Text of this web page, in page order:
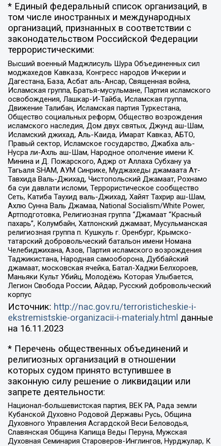
* Единый федеральный список организаций, в
том числе иностранных и международных
организаций, признанных в соответствии с
законодательством Российской Федерации
террористическими:
Высший военный Маджлисуль Шура Объединенных сил
моджахедов Кавказа, Конгресс народов Ичкерии и
Дагестана, База, Асбат аль-Ансар, Священная война,
Исламская группа, Братья-мусульмане, Партия исламского
освобождения, Лашкар-И-Тайба, Исламская группа,
Движение Талибан, Исламская партия Туркестана,
Общество социальных реформ, Общество возрождения
исламского наследия, Дом двух святых, Джунд аш-Шам,
Исламский джихад, Аль-Каида, Имарат Кавказ, АБТО,
Правый сектор, Исламское государство, Джабха аль-
Нусра ли-Ахль аш-Шам, Народное ополчение имени К.
Минина и Д. Пожарского, Аджр от Аллаха Субхану уа
Тагьаля SHAM, АУМ Синрике, Муджахеды джамаата Ат-
Тавхида Валь-Джихад, Чистопольский Джамаат, Рохнамо
ба суи давлати исломи, Террористическое сообщество
Сеть, Катиба Таухид валь-Джихад, Хайят Тахрир аш-Шам,
Ахлю Сунна Валь Джамаа, National Socialism/White Power,
Артподготовка, Религиозная группа “Джамаат “Красный
пахарь”, Колумбайн, Хатлонский джамаат, Мусульманская
религиозная группа п. Кушкуль г. Оренбург, Крымско-
татарский добровольческий батальон имени Номана
Челебиджихана, Азов, Партия исламского возрождения
Таджикистана, Народная самооборона, Дуббайский
джамаат, московская ячейка, Батал-Хаджи Белхороев,
Маньяки Культ Убийц, Молодёжь Которая Улыбается,
Легион Свобода России, Айдар, Русский добровольческий
корпус
Источник: http://nac.gov.ru/terroristicheskie-i-
ekstremistskie-organizacii-i-materialy.html данные
на 16.11.2023
* Перечень общественных объединений и
религиозных организаций в отношении
которых судом принято вступившее в
законную силу решение о ликвидации или
запрете деятельности:
Национал-большевистская партия, ВЕК РА, Рада земли
Кубанской Духовно Родовой Державы Русь, Община
Духовного Управления Асгардской Веси Беловодья,
Славянская Община Капища Веды Перуна, Мужская
Духовная Семинария Староверов-Инглингов, Нурджулар, К